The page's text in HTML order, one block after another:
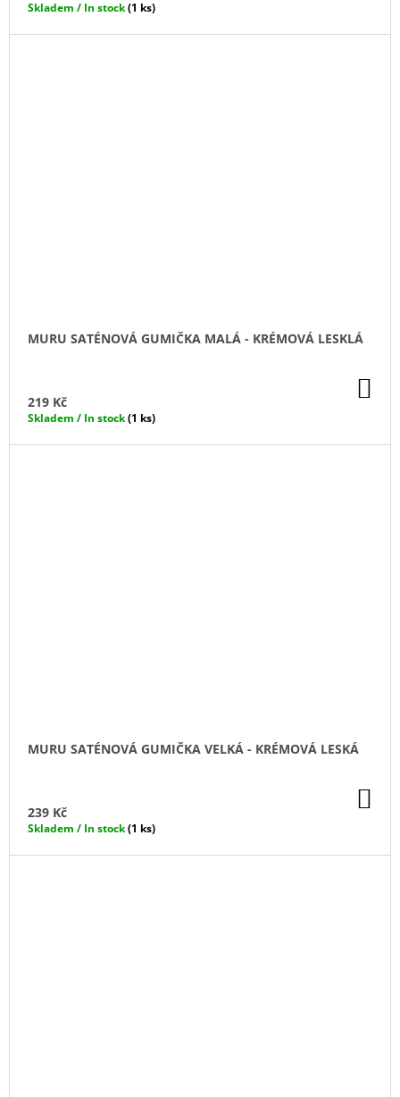
Skladem / In stock(1 ks)
MURU SATÉNOVÁ GUMIČKA MALÁ - KRÉMOVÁ LESKLÁ
219 Kč
Skladem / In stock(1 ks)
MURU SATÉNOVÁ GUMIČKA VELKÁ - KRÉMOVÁ LESKÁ
239 Kč
Skladem / In stock(1 ks)